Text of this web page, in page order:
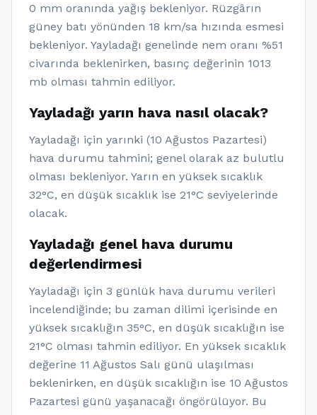
0 mm oranında yağış bekleniyor. Rüzgârın
güney batı yönünden 18 km/sa hızında esmesi
bekleniyor. Yayladağı genelinde nem oranı %51
civarında beklenirken, basınç değerinin 1013
mb olması tahmin ediliyor.
Yayladağı yarın hava nasıl olacak?
Yayladağı için yarınki (10 Ağustos Pazartesi)
hava durumu tahmini; genel olarak az bulutlu
olması bekleniyor. Yarın en yüksek sıcaklık
32°C, en düşük sıcaklık ise 21°C seviyelerinde
olacak.
Yayladağı genel hava durumu
değerlendirmesi
Yayladağı için 3 günlük hava durumu verileri
incelendiğinde; bu zaman dilimi içerisinde en
yüksek sıcaklığın 35°C, en düşük sıcaklığın ise
21°C olması tahmin ediliyor. En yüksek sıcaklık
değerine 11 Ağustos Salı günü ulaşılması
beklenirken, en düşük sıcaklığın ise 10 Ağustos
Pazartesi günü yaşanacağı öngörülüyor. Bu